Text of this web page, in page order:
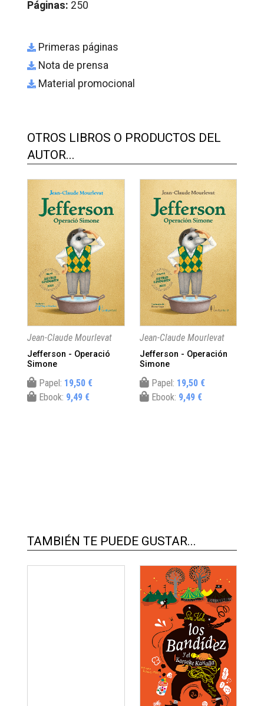
Páginas: 250
Primeras páginas
Nota de prensa
Material promocional
OTROS LIBROS O PRODUCTOS DEL
AUTOR...
Jean-Claude Mourlevat
Jefferson - Operació
Simone
Papel: 19,50 €
Ebook: 9,49 €
Jean-Claude Mourlevat
Jefferson - Operación
Simone
Papel: 19,50 €
Ebook: 9,49 €
TAMBIÉN TE PUEDE GUSTAR...